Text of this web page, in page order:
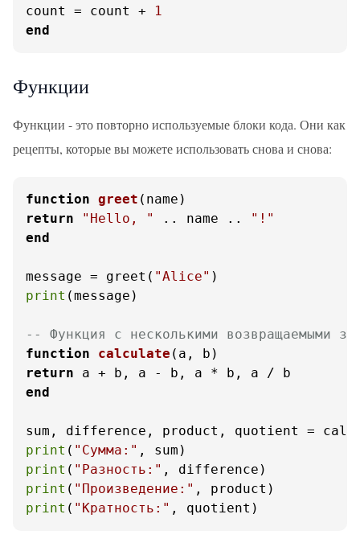
count = count +
1
end
Функции
Функции - это повторно используемые блоки кода. Они как
рецепты, которые вы можете использовать снова и снова:
function greet (name)
return
"Hello, " .. name ..
"!"
end
message = greet( "Alice"
print (message)
-- Функция с несколькими возвращаемыми
function
calculate (a, b)
return
end
sum, difference, product, quotient =
print ( "Сумма:"
print ( "Разность:"
print ( "Произведение:"
print ( "Кратность:" , quotient)